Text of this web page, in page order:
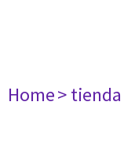
Home> tienda